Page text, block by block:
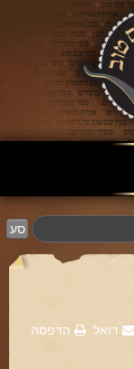
סע
הדפסה דואל